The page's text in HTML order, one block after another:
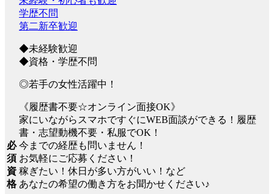
必
須
資
格
学歴不問
第二新卒歓迎
◆未経験歓迎
◆資格・学歴不問
◎若手の女性活躍中！
《履歴書不要☆オンライン面接OK》
家にいながらスマホですぐにWEB面談ができる！履歴
書・志望動機不要・私服でOK！
今までの経歴も問いません！
お気軽にご応募ください！
稼ぎたい！休日が多い方がいい！など
あなたの希望の働き方をお聞かせください♪